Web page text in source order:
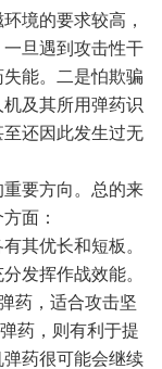
境的要求较高，
旦遇到攻击性干
能。二是怕欺骗
及其所用弹药识
还因此发生过无
要方向。总的来
面：
其优长和短板。
发挥作战效能。
药，适合攻击坚
药，则有利于提
药很可能会继续